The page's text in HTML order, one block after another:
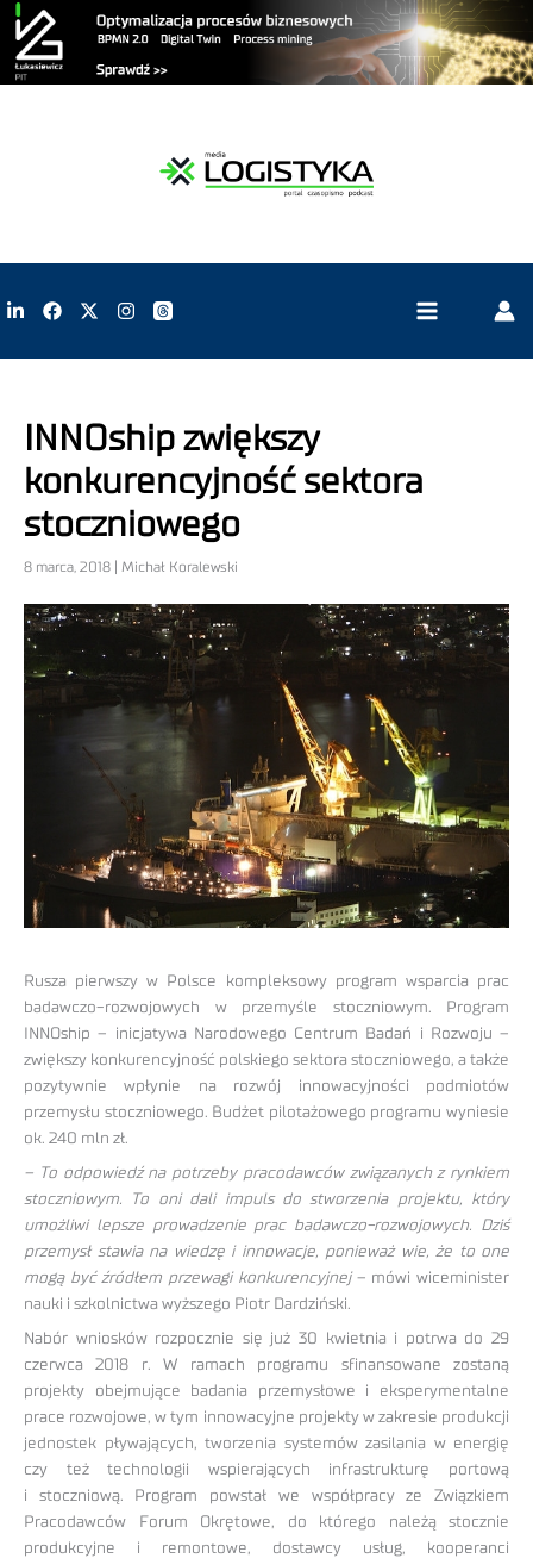
INNOship zwiększy
konkurencyjność sektora
stoczniowego
8 marca, 2018 | Michał Koralewski
Rusza pierwszy w Polsce kompleksowy program wsparcia prac
badawczo-rozwojowych w przemyśle stoczniowym. Program
INNOship – inicjatywa Narodowego Centrum Badań i Rozwoju –
zwiększy konkurencyjność polskiego sektora stoczniowego, a także
pozytywnie wpłynie na rozwój innowacyjności podmiotów
przemysłu stoczniowego. Budżet pilotażowego programu wyniesie
ok. 240 mln zł.
– To odpowiedź na potrzeby pracodawców związanych z rynkiem
stoczniowym. To oni dali impuls do stworzenia projektu, który
umożliwi lepsze prowadzenie prac badawczo-rozwojowych. Dziś
przemysł stawia na wiedzę i innowacje, ponieważ wie, że to one
mogą być źródłem przewagi konkurencyjnej– mówi wiceminister
nauki i szkolnictwa wyższego Piotr Dardziński.
Nabór wniosków rozpocznie się już 30 kwietnia i potrwa do 29
czerwca 2018 r. W ramach programu sfinansowane zostaną
projekty obejmujące badania przemysłowe i eksperymentalne
prace rozwojowe, w tym innowacyjne projekty w zakresie produkcji
jednostek pływających, tworzenia systemów zasilania w energię
czy też technologii wspierających infrastrukturę portową
i stoczniową. Program powstał we współpracy ze Związkiem
Pracodawców Forum Okrętowe, do którego należą stocznie
produkcyjne i remontowe, dostawcy usług, kooperanci